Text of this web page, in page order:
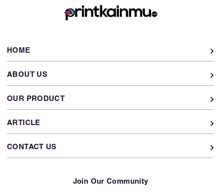
HOME
ABOUT US
OUR PRODUCT
ARTICLE
CONTACT US
Join Our Community